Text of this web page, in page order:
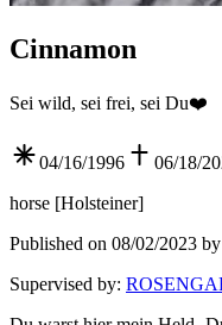
Cinnamon
Sei wild, sei frei, sei Du❤️
04/16/1996
06/18/
horse [Holsteiner]
Published on 08/02/2023
Supervised by: